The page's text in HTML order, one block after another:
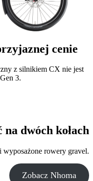
cenie
z silnikiem CX nie jest
3.
na dwóch kołach
wyposażone rowery gravel.
Zobacz Nhoma